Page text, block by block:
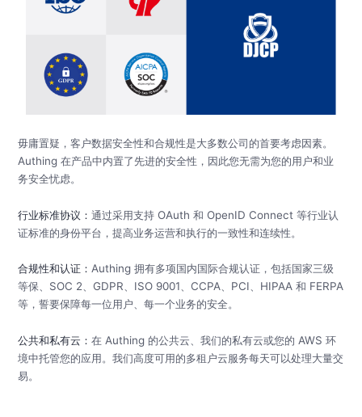
毋庸置疑，客户数据安全性和合规性是大多数公司的首要考虑因素。
Authing 在产品中内置了先进的安全性，因此您无需为您的用户和业
务安全忧虑。
行业标准协议：通过采用支持 OAuth 和 OpenID Connect 等行业认
证标准的身份平台，提高业务运营和执行的一致性和连续性。
合规性和认证： Authing 拥有多项国内国际合规认证，包括国家三级
等保、SOC 2、GDPR、ISO 9001、CCPA、PCI、HIPAA 和 FERPA
等，誓要保障每一位用户、每一个业务的安全。
公共和私有云：在 Authing 的公共云、我们的私有云或您的 AWS 环
境中托管您的应用。我们高度可用的多租户云服务每天可以处理大量交
易。